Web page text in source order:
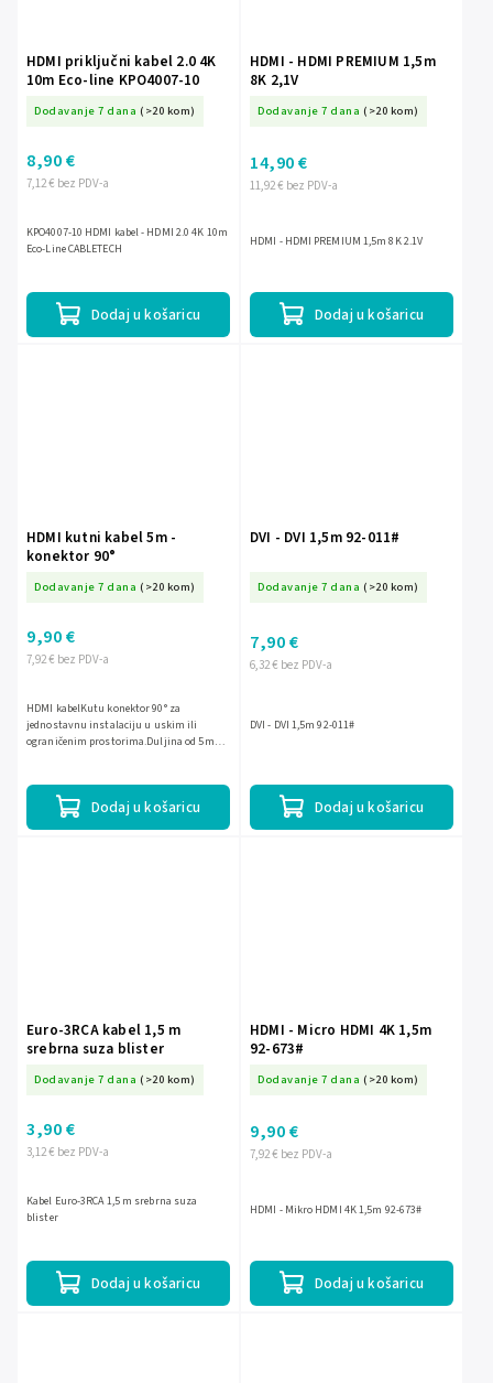
HDMI priključni kabel 2.0 4K
10m Eco-line KPO4007-10
Dodavanje 7 dana (>20 kom)
7,12 € bez PDV-a
8,90 €
Dodaj u košaricu
KPO4007-10 HDMI kabel - HDMI 2.0 4K 10m
Eco-Line CABLETECH
HDMI - HDMI PREMIUM 1,5m
8K 2,1V
Dodavanje 7 dana (>20 kom)
11,92 € bez PDV-a
14,90 €
Dodaj u košaricu
HDMI - HDMI PREMIUM 1,5m 8K 2.1V
HDMI kutni kabel 5m -
konektor 90°
Dodavanje 7 dana (>20 kom)
7,92 € bez PDV-a
9,90 €
Dodaj u košaricu
HDMI kabelKutu konektor 90° za
jednostavnu instalaciju u uskim ili
ograničenim prostorima.Duljina od 5m
DVI - DVI 1,5m 92-011#
Dodavanje 7 dana (>20 kom)
6,32 € bez PDV-a
7,90 €
Dodaj u košaricu
DVI - DVI 1,5m 92-011#
Euro-3RCA kabel 1,5 m
srebrna suza blister
Dodavanje 7 dana (>20 kom)
3,12 € bez PDV-a
3,90 €
Dodaj u košaricu
Kabel Euro-3RCA 1,5 m srebrna suza
blister
HDMI - Micro HDMI 4K 1,5m
92-673#
Dodavanje 7 dana (>20 kom)
7,92 € bez PDV-a
9,90 €
Dodaj u košaricu
HDMI - Mikro HDMI 4K 1,5m 92-673#